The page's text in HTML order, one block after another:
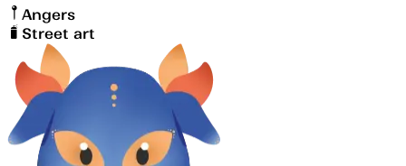
Angers
Street art